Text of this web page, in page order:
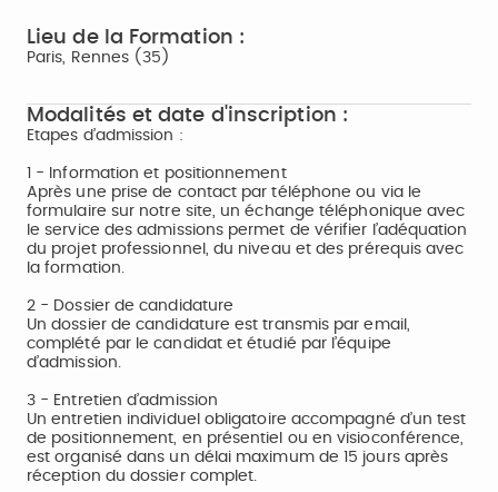
Lieu de la Formation :
Paris, Rennes (35)
Modalités et date d'inscription :
Etapes d’admission :
1 - Information et positionnement
Après une prise de contact par téléphone ou via le
formulaire sur notre site, un échange téléphonique avec
le service des admissions permet de vérifier l’adéquation
du projet professionnel, du niveau et des prérequis avec
la formation.
2 - Dossier de candidature
Un dossier de candidature est transmis par email,
complété par le candidat et étudié par l’équipe
d’admission.
3 - Entretien d’admission
Un entretien individuel obligatoire accompagné d’un test
de positionnement, en présentiel ou en visioconférence,
est organisé dans un délai maximum de 15 jours après
réception du dossier complet.